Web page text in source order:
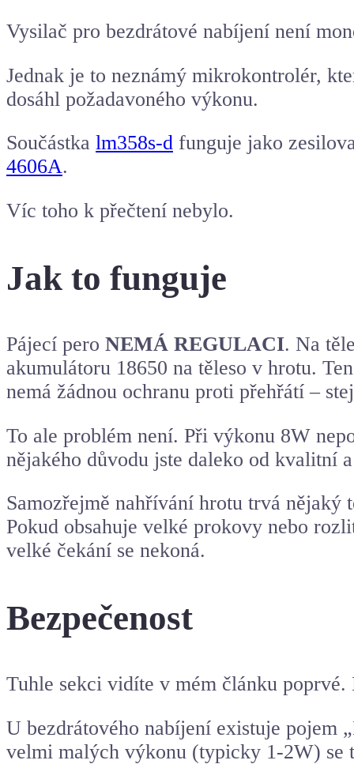
Vysilač pro bezdrátové nabíjení není
Jednak je to neznámý mikrokontrolér,
dosáhl požadavoného výkonu.
Součástka lm358s-d funguje jako
4606A.
Víc toho k přečtení nebylo.
Jak to funguje
Pájecí pero NEMÁ REGULACI. Na
akumulátoru 18650 na těleso v hrotu.
nemá žádnou ochranu proti přehřátí –
To ale problém není. Při výkonu 8W
nějakého důvodu jste daleko od kvalitní
Samozřejmě nahřívání hrotu trvá nějaký
Pokud obsahuje velké prokovy nebo
velké čekání se nekoná.
Bezpečenost
Tuhle sekci vidíte v mém článku
U bezdrátového nabíjení existuje pojem
velmi malých výkonu (typicky 1-2W) se